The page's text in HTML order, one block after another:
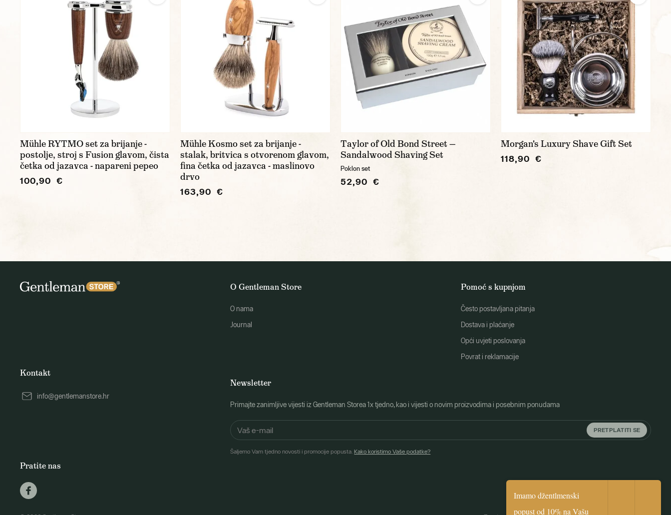
Mühle RYTMO set za brijanje -
postolje, stroj s Fusion glavom, čista
četka od jazavca - napareni pepeo
100,90 €
Mühle Kosmo set za brijanje -
stalak, britvica s otvorenom glavom,
fina četka od jazavca - maslinovo
drvo
163,90 €
Taylor of Old Bond Street —
Sandalwood Shaving Set
Poklon set
52,90 €
Morgan's Luxury Shave Gift Set
118,90 €
O Gentleman Store
O nama
Journal
Pomoć s kupnjom
Često postavljana pitanja
Dostava i plaćanje
Opći uvjeti poslovanja
Povrat i reklamacije
Newsletter
Primajte zanimljive vijesti iz Gentleman Storea 1x tjedno, kao i vijesti o novim proizvodima i posebnim ponudama
PRETPLATITI SE
Šaljemo Vam tjedno novosti i promocije popusta. Kako koristimo Vaše podatke?
Kontakt
info@gentlemanstore.hr
Pratite nas
Imamo džentlmenski
popust od 10% na Vašu